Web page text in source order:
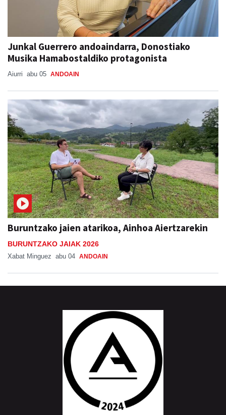
Junkal Guerrero andoaindarra, Donostiako
Musika Hamabostaldiko protagonista
Aiurri abu 05 ANDOAIN
Buruntzako jaien atarikoa, Ainhoa Aiertzarekin
BURUNTZAKO JAIAK 2026
Xabat Minguez abu 04 ANDOAIN